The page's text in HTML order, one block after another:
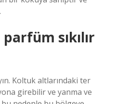
sıkılır
Koltuk altlarındaki ter
girebilir ve yanma ve